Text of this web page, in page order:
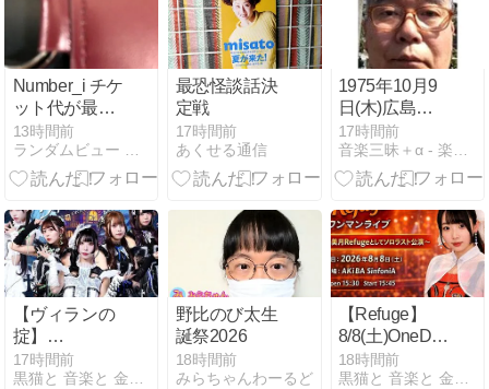
はない/ 初日売
上高水準
Number_i チケ
ット代が最高
3万2800円！
旧ジャニは格
安、BTSは最
円、ブルー
ノ・マーズは
15万円/ 滝沢
社長
13時間前
最恐怪談話決
定戦
17時間前
あくせる通信
1975年10月9
日(木)広島Ｖ
１か 中日Ｖ２
か、残り試合
から見る
17時間前
【ヴィランの
掟】
8/8(土)Galaxy
SUPER LIVE
17時間前
野比のび太生
誕祭2026
18時間前
みらちゃんわーるど
【Refuge】
8/8(土)OneDrop
performance#9
／ワンマンラ
18時間前